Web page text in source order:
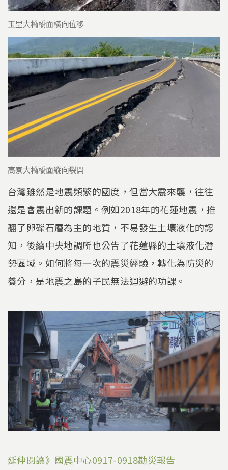
玉里大橋橋面橫向位移
高寮大橋橋面縱向裂開
台灣雖然是地震頻繁的國度，但當大震來襲，往往
還是會震出新的課題。例如2018年的花蓮地震，推
翻了卵礫石層為主的地質，不易發生土壤液化的認
知，後續中央地調所也公告了花蓮縣的土壤液化潛
勢區域。如何將每一次的震災經驗，轉化為防災的
養分，是地震之島的子民無法迴避的功課。
延伸閱讀》國震中心0917-0918勘災報告